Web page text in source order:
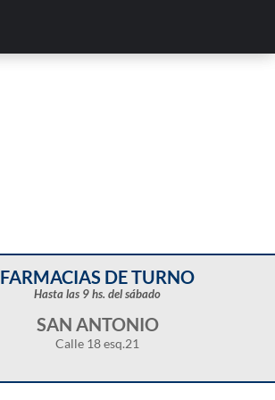
FARMACIAS DE TURNO
Hasta las 9 hs. del sábado
SAN ANTONIO
Calle 18 esq.21